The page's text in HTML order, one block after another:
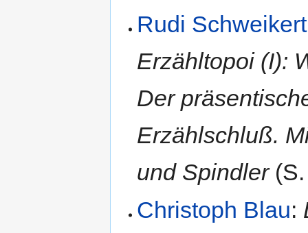
Rudi Schweikert
Erzähltopoi (I):
Der
Erzählschluß.
und Spindler(S.
Christoph Blau: